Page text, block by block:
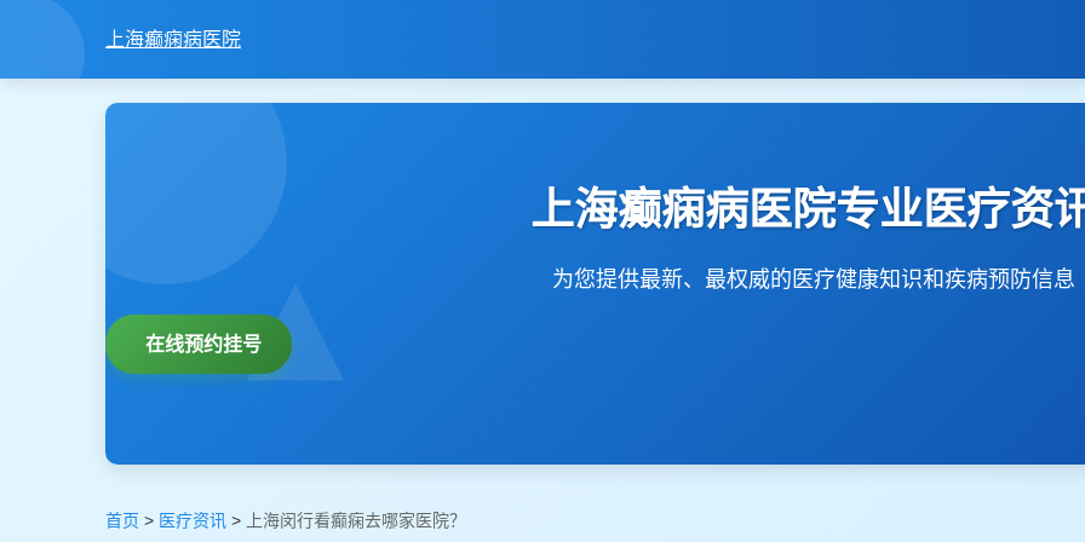
上海癫痫病医院
上海癫痫病医院专业医疗资
为您提供最新、最权威的医疗健康知识和疾病预防信息
在线预约挂号
首页 > 医疗资讯 > 上海闵行看癫痫去哪家医院？